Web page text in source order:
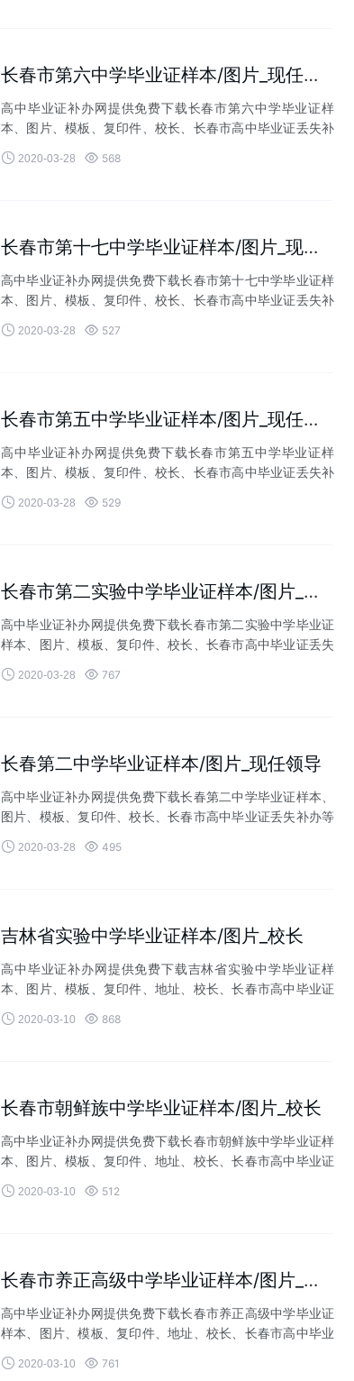
长春市第六中学毕业证样本/图片_现任领导
高中毕业证补办网提供免费下载长春市第六中学毕业证样
本、图片、模板、复印件、校长、长春市高中毕业证丢失补
 2020-03-28  568
长春市第十七中学毕业证样本/图片_现任领导
高中毕业证补办网提供免费下载长春市第十七中学毕业证样
本、图片、模板、复印件、校长、长春市高中毕业证丢失补
 2020-03-28  527
长春市第五中学毕业证样本/图片_现任领导
高中毕业证补办网提供免费下载长春市第五中学毕业证样
本、图片、模板、复印件、校长、长春市高中毕业证丢失补
 2020-03-28  529
长春市第二实验中学毕业证样本/图片_现任领导
高中毕业证补办网提供免费下载长春市第二实验中学毕业证
样本、图片、模板、复印件、校长、长春市高中毕业证丢失
 2020-03-28  767
长春第二中学毕业证样本/图片_现任领导
高中毕业证补办网提供免费下载长春第二中学毕业证样本、
图片、模板、复印件、校长、长春市高中毕业证丢失补办等
 2020-03-28  495
吉林省实验中学毕业证样本/图片_校长
高中毕业证补办网提供免费下载吉林省实验中学毕业证样
本、图片、模板、复印件、地址、校长、长春市高中毕业证
 2020-03-10  868
长春市朝鲜族中学毕业证样本/图片_校长
高中毕业证补办网提供免费下载长春市朝鲜族中学毕业证样
本、图片、模板、复印件、地址、校长、长春市高中毕业证
 2020-03-10  512
长春市养正高级中学毕业证样本/图片_校长
高中毕业证补办网提供免费下载长春市养正高级中学毕业证
样本、图片、模板、复印件、地址、校长、长春市高中毕业
 2020-03-10  761